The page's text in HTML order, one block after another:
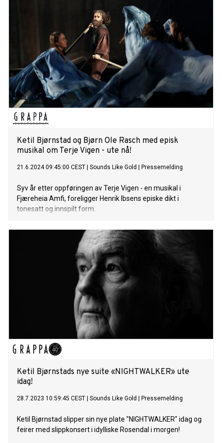
tekst som er like aktuell i dag, som da den ble nedtegnet.
Konserten fikk strålende mottagelse, og i dag er den
tilgjengelig på en dobbel-CD som inneholder
konsertopptaket og Bjørnstads piano-skisser av verket.
Ketil Bjørnstad og Bjørn Ole Rasch med episk
musikal om Terje Vigen - ute nå!
21.6.2024 09:45:00 CEST Sounds Like Gold Pressemelding
Syv år etter oppføringen av Terje Vigen - en musikal i
Fjæreheia Amfi, foreligger Henrik Ibsens episke dikt i
tonesatt og innspilt form.
Ketil Bjørnstads nye suite «NIGHTWALKER» ute
idag!
28.7.2023 10:59:45 CEST Sounds Like Gold Pressemelding
Ketil Bjørnstad slipper sin nye plate "NIGHTWALKER" idag og
feirer med slippkonsert i idylliske Rosendal i morgen!